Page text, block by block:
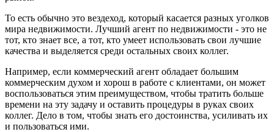
То есть обычно это вездеход, который касается разных уголков
мира недвижимости. Лучший агент по недвижимости - это не
тот, кто знает все, а тот, кто умеет использовать свои лучшие
качества и выделяется среди остальных своих коллег.
Например, если коммерческий агент обладает большим
коммерческим духом и хорош в работе с клиентами, он может
воспользоваться этим преимуществом, чтобы тратить больше
времени на эту задачу и оставить процедуры в руках своих
коллег. Дело в том, чтобы знать его достоинства, усиливать их
и пользоваться ими.